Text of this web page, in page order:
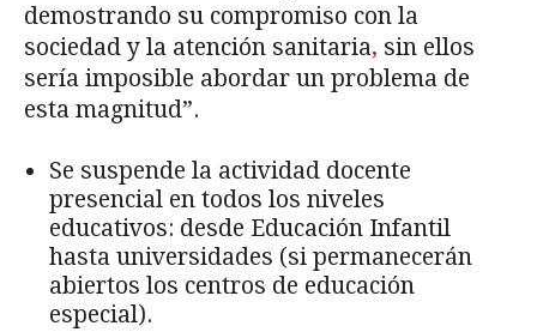
demostrando su compromiso con la
sociedad y la atención sanitaria, sin ellos
sería imposible abordar un problema de
esta magnitud”.
Se suspende la actividad docente
presencial en todos los niveles
educativos: desde Educación Infantil
hasta universidades (si permanecerán
abiertos los centros de educación
especial).